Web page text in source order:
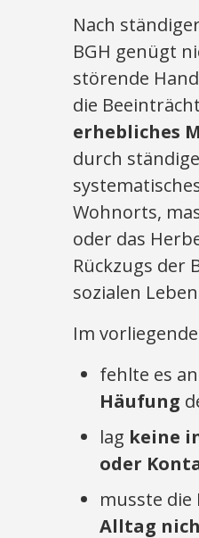
Nach
BGH genügt
störende
die
erhebliches
durch
Wohnorts,
oder das
Rückzugs der
sozialen
Im
fehlte es
Häufung
lag keine
oder
musste die
Alltag